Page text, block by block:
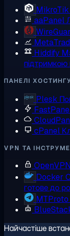
MikroTik
aaPanel
Hiddify
підтримкою
ПАНЕЛІ
Plesk
cPanel
VPN ТА
Docker
готове до
Найчастіше